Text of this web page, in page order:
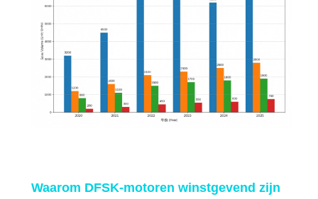
Waarom DFSK-motoren winstgevend zijn